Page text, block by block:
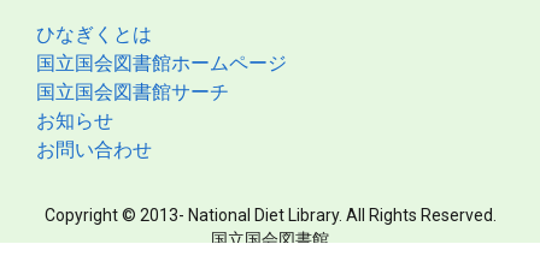
ひなぎくとは
国立国会図書館ホームページ
国立国会図書館サーチ
お知らせ
お問い合わせ
Copyright © 2013- National Diet Library. All Rights Reserved.